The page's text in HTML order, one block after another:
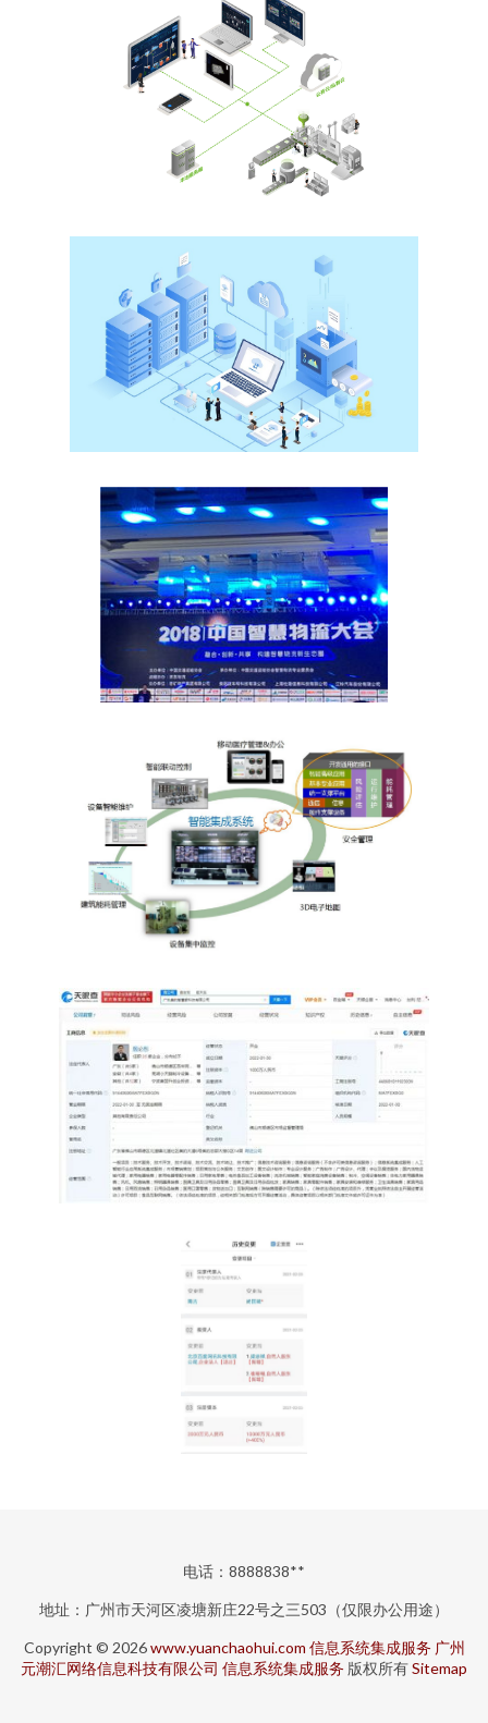
电话：8888838**
地址：广州市天河区凌塘新庄22号之三503（仅限办公用途）
Copyright © 2026www.yuanchaohui.com 信息系统集成服务 广州
元潮汇网络信息科技有限公司 信息系统集成服务 版权所有Sitemap